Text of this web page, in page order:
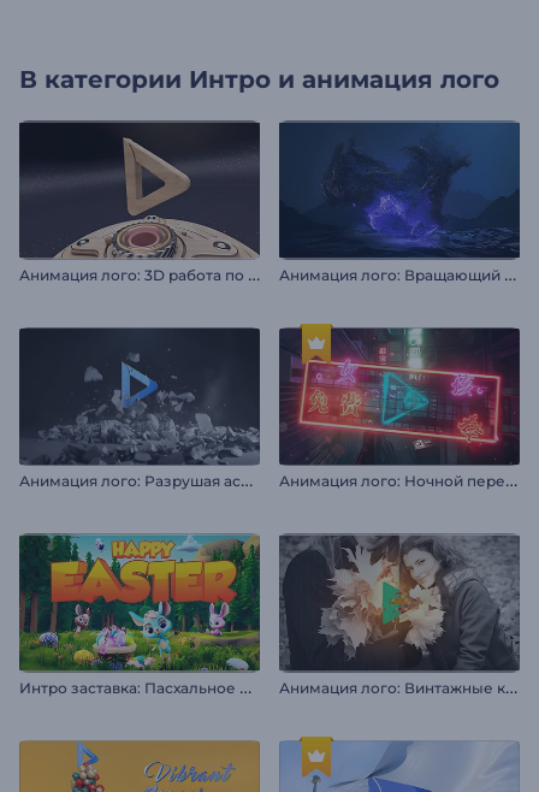
В категории Интро и анимация лого
А
нимация лого: 3D работа по дереву А
нимация лого: Вращающий портал в ночи
А
нимация лого: Разрушая асфальт А
нимация лого: Ночной переулок
И
нтро заставка: Пасхальное приключение А
нимация лого: Винтажные кадры